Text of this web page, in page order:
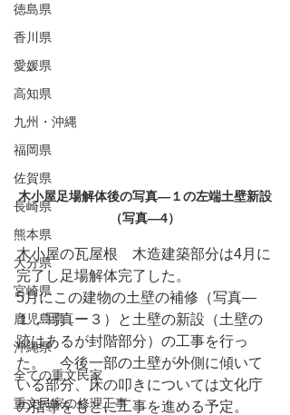
徳島県
香川県
愛媛県
高知県
九州・沖縄
福岡県
佐賀県
長崎県
熊本県
大分県
宮崎県
鹿児島県
沖縄県
全ての重文民家
重文民家の修理工事
木小屋足場解体後の写真―１の左端土壁新設
（写真―4）
木小屋の瓦屋根　木造建築部分は4月に
完了し足場解体完了した。
5月にこの建物の土壁の補修（写真―
１，写真ー３）と土壁の新設（土壁の
跡はあるが封階部分）の工事を行っ
た。　今後一部の土壁が外側に傾いて
いる部分、床の叩きについては文化庁
の指導をもとに工事を進める予定。